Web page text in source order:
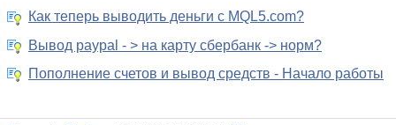
Как теперь выводить деньги с MQL5.com?
Вывод paypal - > на карту сбербанк -> норм?
Пополнение счетов и вывод средств - Начало работы